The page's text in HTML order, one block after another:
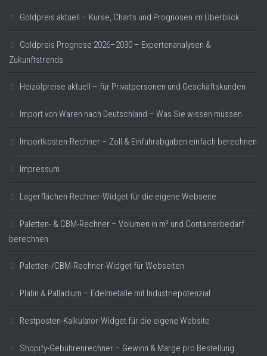
Goldpreis aktuell – Kurse, Charts und Prognosen im Überblick
Goldpreis Prognose 2026–2030 – Expertenanalysen &
Zukunftstrends
Heizölpreise aktuell – für Privatpersonen und Geschäftskunden
Import von Waren nach Deutschland – Was Sie wissen müssen
Importkosten-Rechner – Zoll & Einfuhrabgaben einfach berechnen
Impressum
Lagerflächen-Rechner-Widget für die eigene Webseite
Paletten- & CBM-Rechner – Volumen in m³ und Containerbedarf
berechnen
Paletten-/CBM-Rechner-Widget für Webseiten
Platin & Palladium – Edelmetalle mit Industriepotenzial
Restposten-Kalkulator-Widget für die eigene Website
Shopify-Gebührenrechner – Gewinn & Marge pro Bestellung